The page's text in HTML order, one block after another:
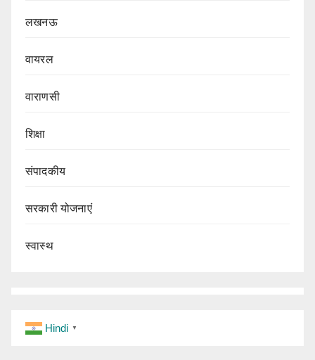
लखनऊ
वायरल
वाराणसी
शिक्षा
संपादकीय
सरकारी योजनाएं
स्वास्थ
Hindi ▼